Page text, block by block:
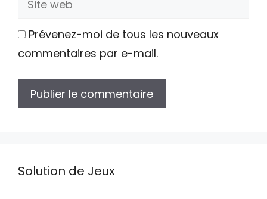
Prévenez-moi de tous les nouveaux
commentaires par e-mail.
Solution de Jeux